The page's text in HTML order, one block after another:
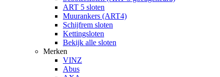
ART 5 sloten
Muurankers (ART4)
Schijfrem sloten
Kettingsloten
Bekijk alle sloten
Merken
VINZ
Abus